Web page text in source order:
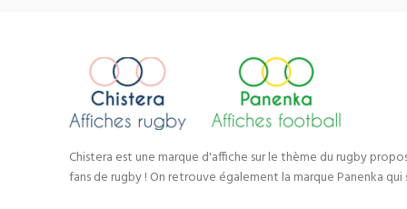
Chistera est une marque d'affiche sur le thème du rugby
fans de rugby ! On retrouve également la marque Panenka